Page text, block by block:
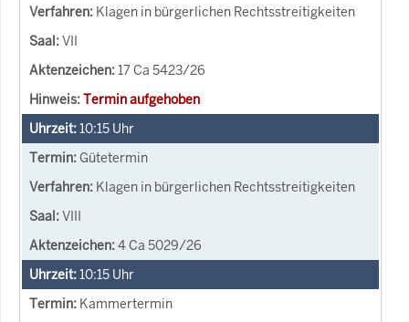
Klagen in bürgerlichen Rechtsstreitigkeiten
VII
17 Ca 5423/26
Termin aufgehoben
10:15 Uhr
Gütetermin
Klagen in bürgerlichen Rechtsstreitigkeiten
VIII
4 Ca 5029/26
10:15 Uhr
Kammertermin